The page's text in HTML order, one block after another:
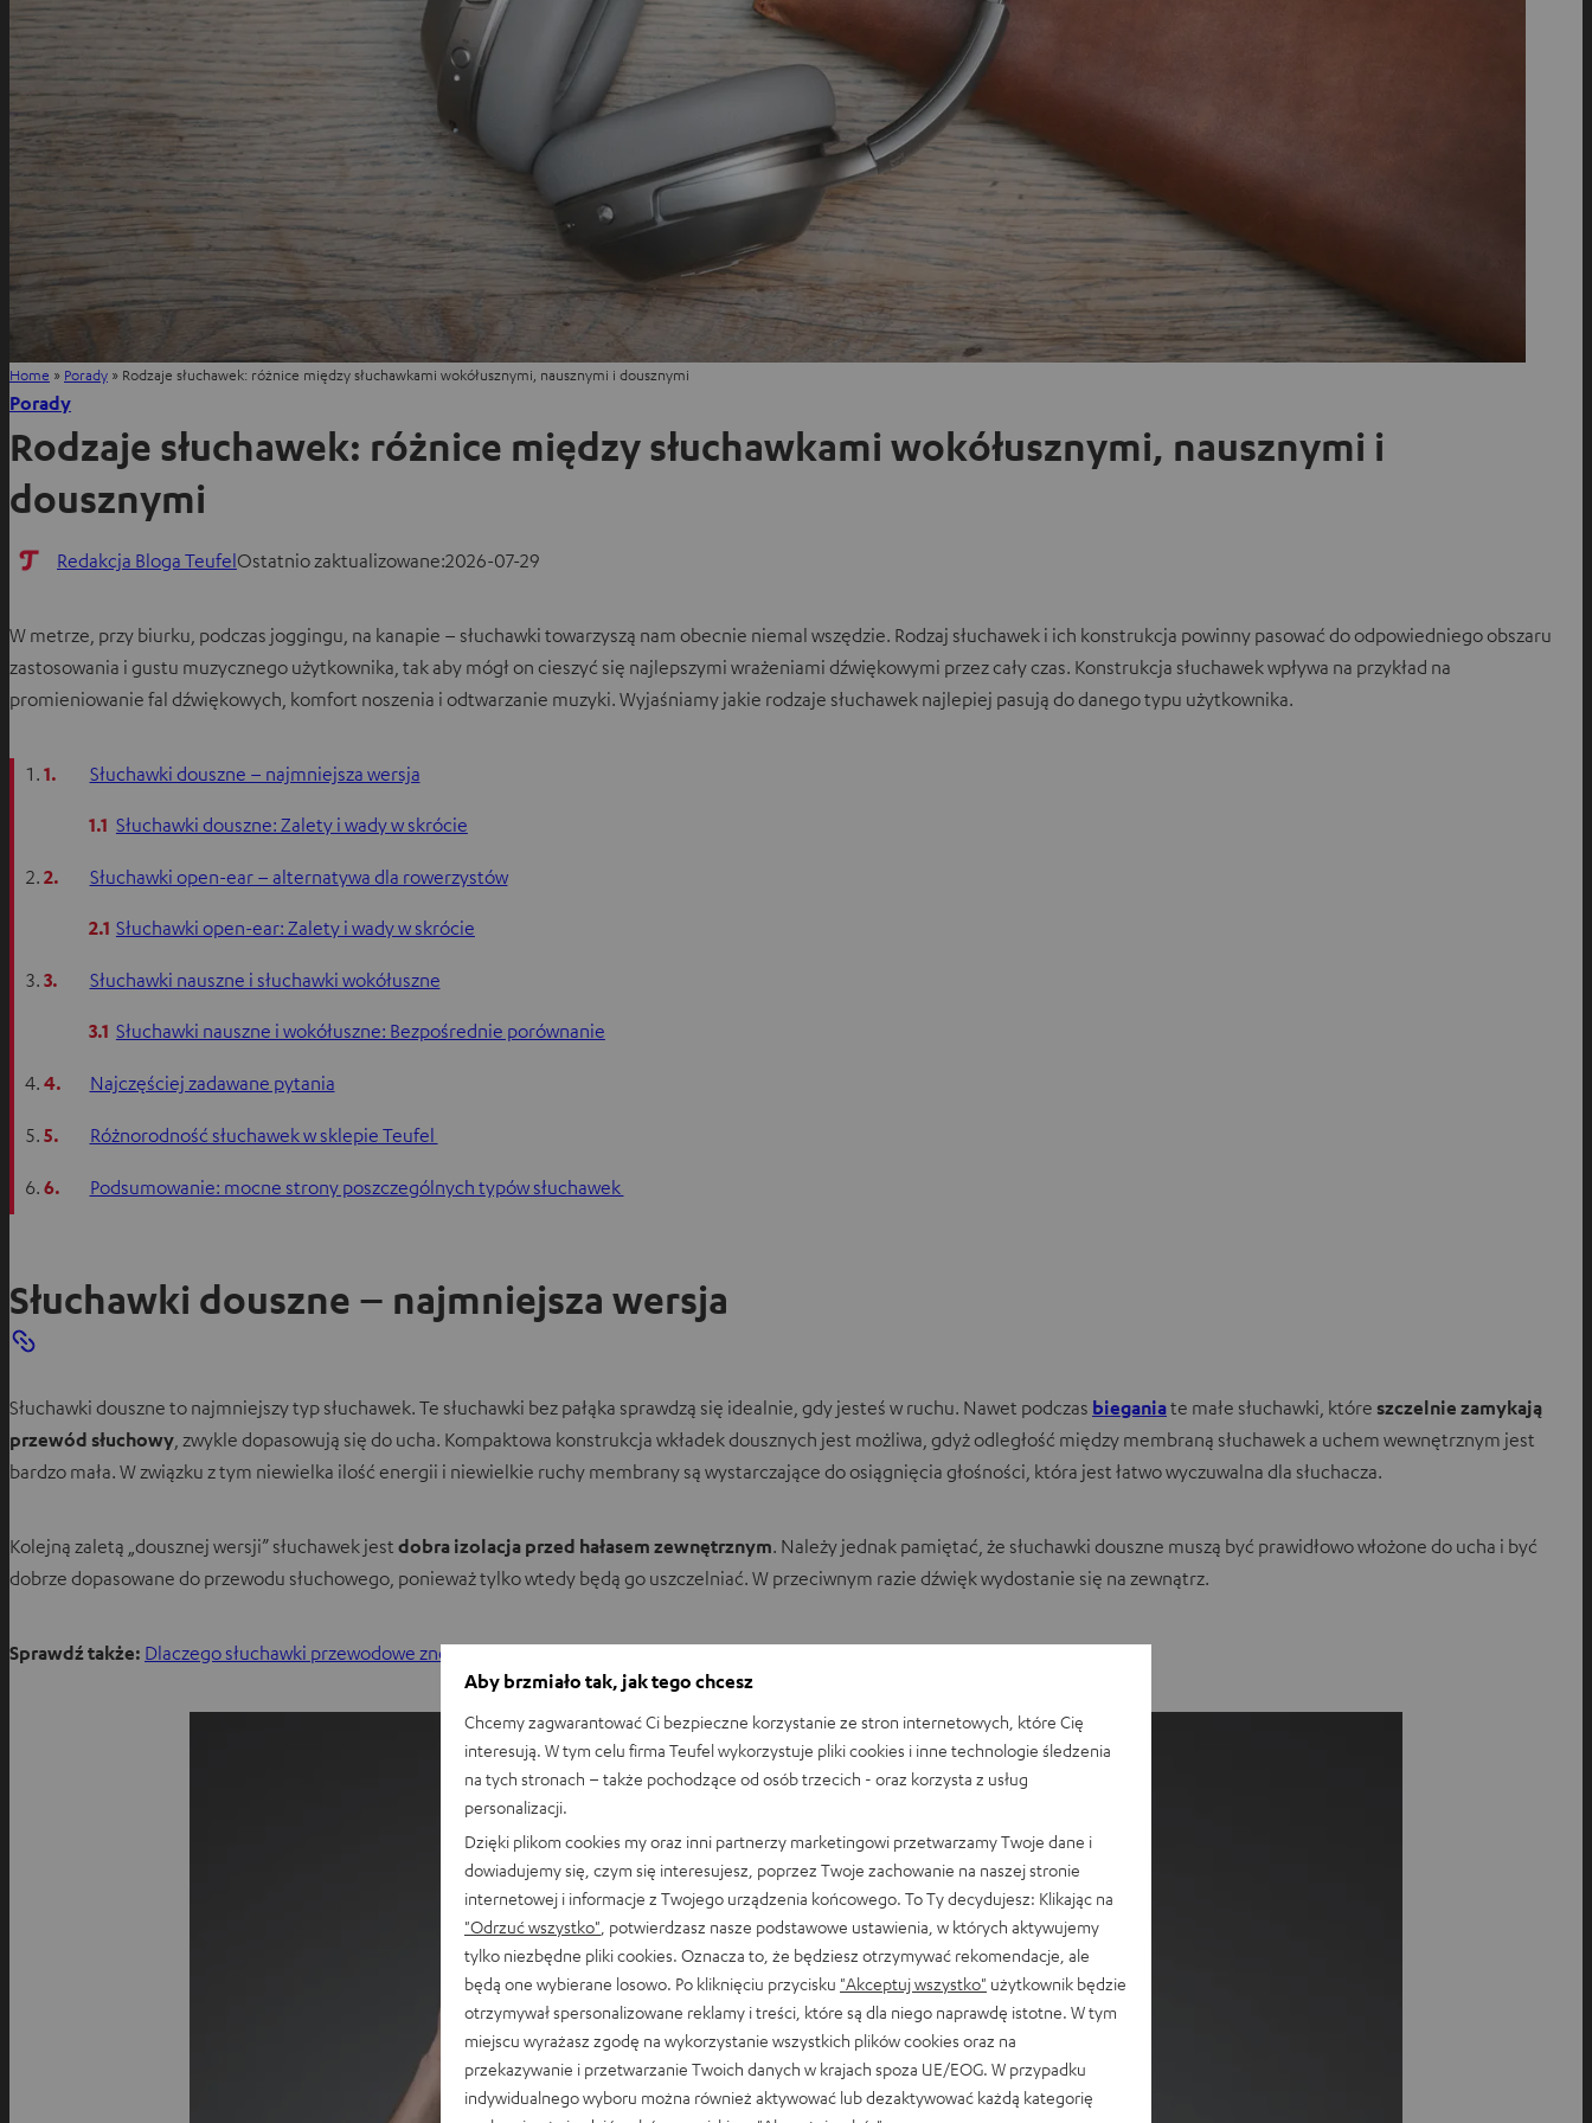
Home » Porady » Rodzaje słuchawek: różnice między słuchawkami wokółusznymi, nausznymi i dousznymi
Porady
Rodzaje słuchawek: różnice między słuchawkami wokółusznymi, nausznymi i
dousznymi
Redakcja Bloga TeufelOstatnio zaktualizowane:2026-07-29
W metrze, przy biurku, podczas joggingu, na kanapie – słuchawki towarzyszą nam obecnie niemal wszędzie. Rodzaj słuchawek i ich konstrukcja powinny pasować do odpowiedniego obszaru
zastosowania i gustu muzycznego użytkownika, tak aby mógł on cieszyć się najlepszymi wrażeniami dźwiękowymi przez cały czas. Konstrukcja słuchawek wpływa na przykład na
promieniowanie fal dźwiękowych, komfort noszenia i odtwarzanie muzyki. Wyjaśniamy jakie rodzaje słuchawek najlepiej pasują do danego typu użytkownika.
1. Słuchawki douszne – najmniejsza wersja
1.1 Słuchawki douszne: Zalety i wady w skrócie
2. Słuchawki open-ear – alternatywa dla rowerzystów
2.1 Słuchawki open-ear: Zalety i wady w skrócie
3. Słuchawki nauszne i słuchawki wokółuszne
3.1 Słuchawki nauszne i wokółuszne: Bezpośrednie porównanie
4. Najczęściej zadawane pytania
5. Różnorodność słuchawek w sklepie Teufel
6. Podsumowanie: mocne strony poszczególnych typów słuchawek
Słuchawki douszne – najmniejsza wersja
Słuchawki douszne to najmniejszy typ słuchawek. Te słuchawki bez pałąka sprawdzą się idealnie, gdy jesteś w ruchu. Nawet podczas bieganiate małe słuchawki, które szczelnie zamykają
przewód słuchowy , zwykle dopasowują się do ucha. Kompaktowa konstrukcja wkładek dousznych jest możliwa, gdyż odległość między membraną słuchawek a uchem wewnętrznym jest
bardzo mała. W związku z tym niewielka ilość energii i niewielkie ruchy membrany są wystarczające do osiągnięcia głośności, która jest łatwo wyczuwalna dla słuchacza.
Kolejną zaletą „dousznej wersji” słuchawek jest dobra izolacja przed hałasem zewnętrznym. Należy jednak pamiętać, że słuchawki douszne muszą być prawidłowo włożone do ucha i być
dobrze dopasowane do przewodu słuchowego, ponieważ tylko wtedy będą go uszczelniać. W przeciwnym razie dźwięk wydostanie się na zewnątrz.
Sprawdź także: Dlaczego słuchawki przewodowe znów są modne?
Aby brzmiało tak, jak tego chcesz
Chcemy zagwarantować Ci bezpieczne korzystanie ze stron internetowych, które Cię
interesują. W tym celu firma Teufel wykorzystuje pliki cookies i inne technologie śledzenia
na tych stronach – także pochodzące od osób trzecich - oraz korzysta z usług
personalizacji.
Dzięki plikom cookies my oraz inni partnerzy marketingowi przetwarzamy Twoje dane i
dowiadujemy się, czym się interesujesz, poprzez Twoje zachowanie na naszej stronie
internetowej i informacje z Twojego urządzenia końcowego. To Ty decydujesz: Klikając na
"Odrzuć wszystko" , potwierdzasz nasze podstawowe ustawienia, w których aktywujemy
tylko niezbędne pliki cookies. Oznacza to, że będziesz otrzymywać rekomendacje, ale
będą one wybierane losowo. Po kliknięciu przycisku "Akceptuj wszystko" użytkownik będzie
otrzymywał spersonalizowane reklamy i treści, które są dla niego naprawdę istotne. W tym
miejscu wyrażasz zgodę na wykorzystanie wszystkich plików cookies oraz na
przekazywanie i przetwarzanie Twoich danych w krajach spoza UE/EOG. W przypadku
indywidualnego wyboru można również aktywować lub dezaktywować każdą kategorię